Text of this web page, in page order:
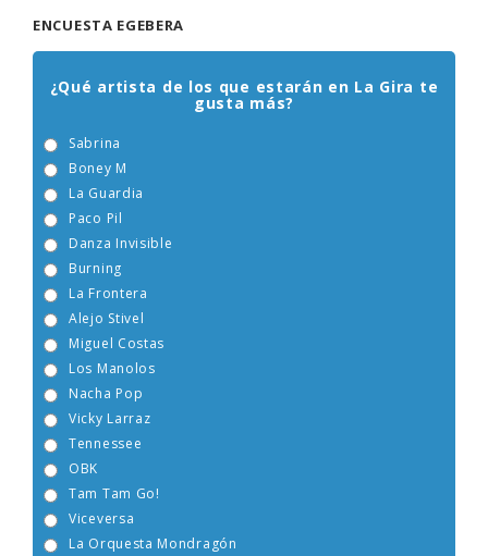
ENCUESTA EGEBERA
¿Qué artista de los que estarán en La Gira te
gusta más?
Sabrina
Boney M
La Guardia
Paco Pil
Danza Invisible
Burning
La Frontera
Alejo Stivel
Miguel Costas
Los Manolos
Nacha Pop
Vicky Larraz
Tennessee
OBK
Tam Tam Go!
Viceversa
La Orquesta Mondragón